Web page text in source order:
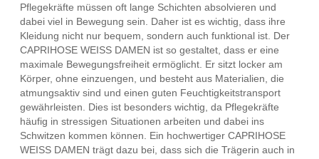
Pflegekräfte müssen oft lange Schichten absolvieren und
dabei viel in Bewegung sein. Daher ist es wichtig, dass ihre
Kleidung nicht nur bequem, sondern auch funktional ist. Der
CAPRIHOSE WEISS DAMEN ist so gestaltet, dass er eine
maximale Bewegungsfreiheit ermöglicht. Er sitzt locker am
Körper, ohne einzuengen, und besteht aus Materialien, die
atmungsaktiv sind und einen guten Feuchtigkeitstransport
gewährleisten. Dies ist besonders wichtig, da Pflegekräfte
häufig in stressigen Situationen arbeiten und dabei ins
Schwitzen kommen können. Ein hochwertiger CAPRIHOSE
WEISS DAMEN trägt dazu bei, dass sich die Trägerin auch in